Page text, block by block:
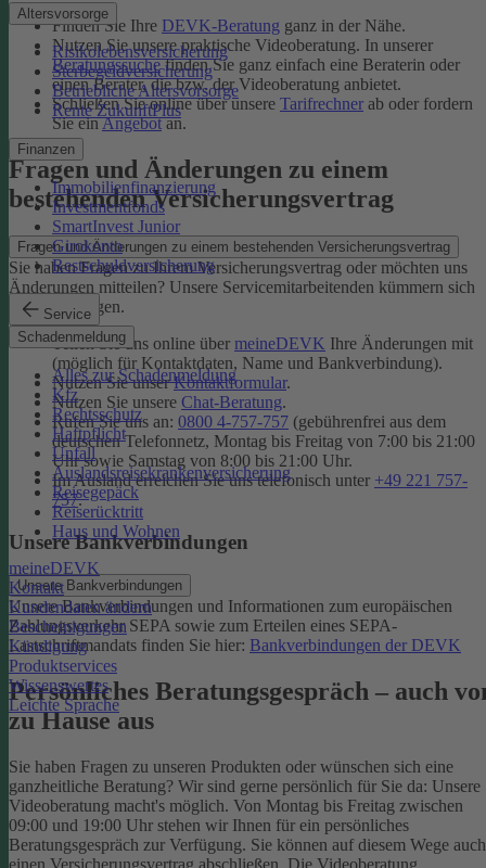
Altersvorsorge
Risikolebensversicherung
Sterbegeldversicherung
Betriebliche Altersvorsorge
Rente ZukunftPlus
Finanzen
Immobilienfinanzierung
Investmentfonds
SmartInvest Junior
Girokonto
Restschuldversicherung
Service
Schadenmeldung
Alles zur Schadenmeldung
Kfz
Rechtsschutz
Haftpflicht
Unfall
Auslandsreisekrankenversicherung
Reisegepäck
Reiserücktritt
Haus und Wohnen
meineDEVK
Kontakt
Kundendaten ändern
Bescheinigungen
Kündigung
Produktservices
Wissenswertes
Leichte Sprache
Finden Sie Ihre DEVK-Beratung ganz in der Nähe.
Nutzen Sie unsere praktische Videoberatung. In unserer
Beratungssuchefinden Sie ganz einfach eine Beraterin oder
einen Berater, die bzw. der Videoberatung anbietet.
Schließen Sie online über unsere Tarifrechner ab oder fordern
Sie einAngebotan.
Fragen und Änderungen zu einem
bestehenden Versicherungsvertrag
Fragen und Änderungen zu einem bestehenden Versicherungsvertrag
Sie haben Fragen zu Ihrem Versicherungsvertrag oder möchten uns
Änderungen mitteilen? Unsere Servicemitarbeitenden kümmern sich
um Ihr Anliegen.
Teilen Sie uns online über meineDEVK Ihre Änderungen mit
(möglich für Kontaktdaten, Name und Bankverbindung).
Nutzen Sie unserKontaktformular.
Nutzen Sie unsere Chat-Beratung.
Rufen Sie uns an: 0800 4-757-757 (gebührenfrei aus dem
deutschen Telefonnetz, Montag bis Freitag von 7:00 bis 21:00
Uhr sowie Samstag von 8:00 bis 21:00 Uhr.
Im Ausland erreichen Sie uns telefonisch unter +49 221 757-
757.
Unsere Bankverbindungen
Unsere Bankverbindungen
Unsere Bankverbindungen und Informationen zum europäischen
Zahlungsverkehr SEPA sowie zum Erteilen eines SEPA-
Lastschriftmandats finden Sie hier: Bankverbindungen der DEVK
Persönliches Beratungsgespräch – auch
zu Hause aus
Sie haben Fragen zu unseren Produkten oder wünschen sich eine
ganzheitliche Beratung? Wir sind gerne persönlich für Sie da: Unsere
Videoberatung macht's möglich. Von Montag bis Freitag zwischen
09:00 und 19:00 Uhr stehen wir Ihnen für ein persönliches
Beratungsgespräch zur Verfügung. Sie können auf diesem Wege auch